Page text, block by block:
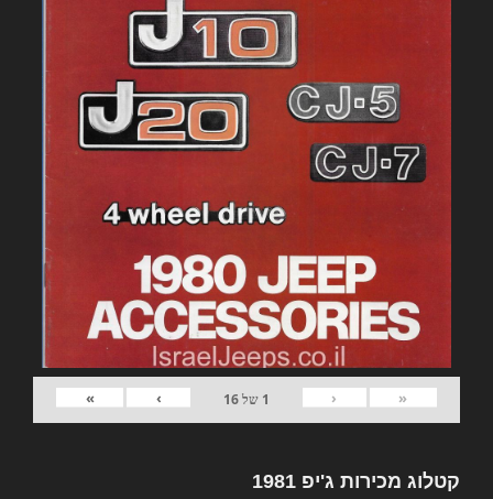
«
‹
1 של16
›
»
קטלוג מכירות ג'יפ 1981